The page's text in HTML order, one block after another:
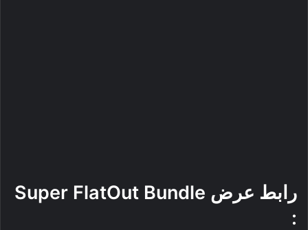
رابط عرض Super FlatOut Bundle
: